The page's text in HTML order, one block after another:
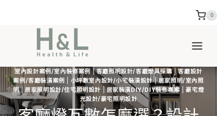
0
室內設計案例/室內裝修案例 |客廳照明設計/客廳燈具採購|客廳設計
案例/客廳裝潢案例
小坪數室內設計/小宅裝潢設計|居家照明/室內照
明|居家照明設計/住宅照明設計 居家裝潢DIY/DIY裝修專案 |豪宅燈
光設計/豪宅照明設計